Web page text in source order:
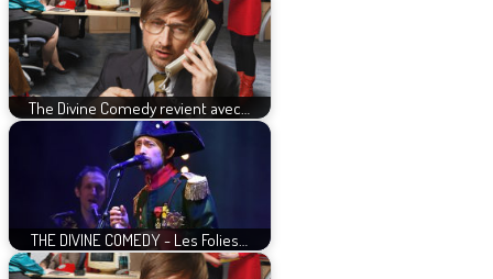
The Divine Comedy revient avec…
THE DIVINE COMEDY - Les Folies…